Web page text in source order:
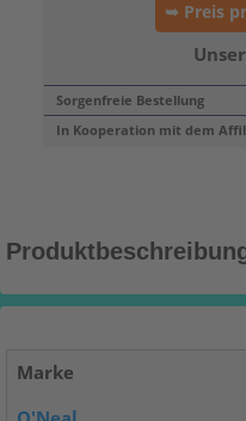
➥ Preis
Sorgenfreie Bestellung
In Kooperation mit dem
Marke